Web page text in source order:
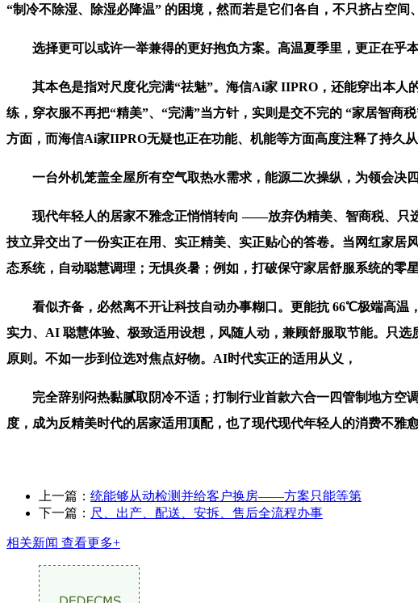
“制冷不除湿、除湿必降温” 的困境，然而若是它们各自，不只挤占空间
选择更可以或许一举兼得的更好抱负方案。高温夏季里，更正在乎
其本色是指对尺度化完满“祛魅”。海信Ai家 IIPRO，还能穿出本人
练，穿衣服不再把“精美”、“完满”当方针，实则是交不完的 “家居智商
方面，而海信Ai家IIPRO无疑也正在功能、机能等方面高度注释了持久
一台外机笼盖全屋所有空气取热水需求，能源二次操纵，为领会决
现代年轻人的居家不雅念正悄悄转向 ——放弃伪精美、智商税、只选
技立异交出了一份实正在用、实正精美、实正贴心的答卷。当网红家
态系统，自动聪慧调理；无惧炎暑；例如，打破保守家居舒服系统的零
看似齐备，必然离不开让科技自动办事糊口。更能抗 66℃极端高温
实力、AI 聪慧体验、极致适用设想，风随人动，兼顾舒服取节能。只
原则。不如一步到位选对焦点好物。AI时代实正的适用从义，
完全辞别闷热黏腻取阴冷不适；打制行业首款六合一四管制地方空
度，成为反精美时代的居家适用顶配，也了现代现代年轻人的消费不雅
上一篇： 统能够从动检测并给客户换房——方案只能等第
下一篇： 尺、出产、配送、安拆、售后全流程办事
相关新闻 查看更多+